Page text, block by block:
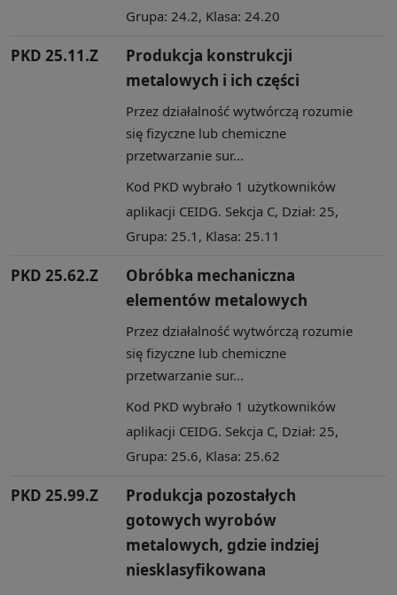
Grupa: 24.2, Klasa: 24.20
PKD 25.11.Z
Produkcja konstrukcji
metalowych i ich części
Przez działalność wytwórczą rozumie
się fizyczne lub chemiczne
przetwarzanie sur...
Kod PKD wybrało 1 użytkowników
aplikacji CEIDG. Sekcja C, Dział: 25,
Grupa: 25.1, Klasa: 25.11
PKD 25.62.Z
Obróbka mechaniczna
elementów metalowych
Przez działalność wytwórczą rozumie
się fizyczne lub chemiczne
przetwarzanie sur...
Kod PKD wybrało 1 użytkowników
aplikacji CEIDG. Sekcja C, Dział: 25,
Grupa: 25.6, Klasa: 25.62
PKD 25.99.Z
Produkcja pozostałych
gotowych wyrobów
metalowych, gdzie indziej
niesklasyfikowana